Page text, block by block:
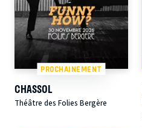
PROCHAINEMENT
CHASSOL
Théâtre des Folies Bergère